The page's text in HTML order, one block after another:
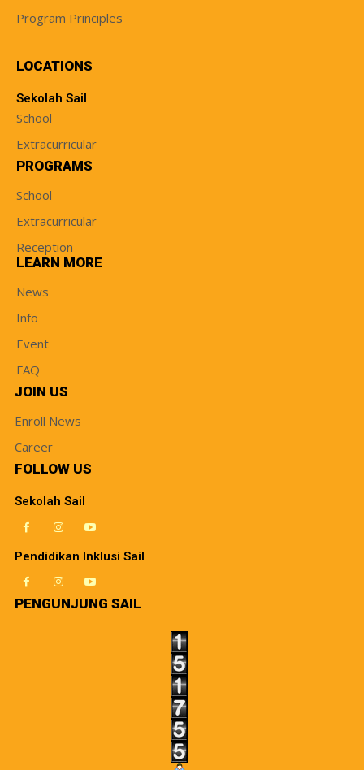
Program Principles
LOCATIONS
Sekolah Sail
School
Extracurricular
PROGRAMS
School
Extracurricular
Reception
LEARN MORE
News
Info
Event
FAQ
JOIN US
Enroll News
Career
FOLLOW US
Sekolah Sail
Pendidikan Inklusi Sail
PENGUNJUNG SAIL